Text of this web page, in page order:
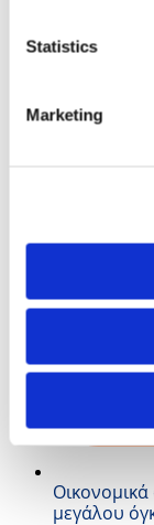
Statistics
Marketing
μεγάλου